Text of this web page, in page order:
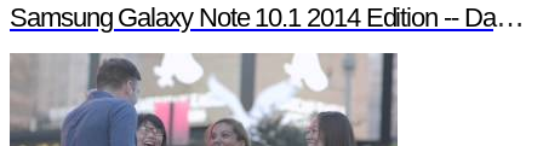
Samsung Galaxy Note 10.1 2014 Edition -- Day in